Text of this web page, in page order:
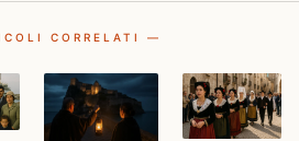
CORRELATI —